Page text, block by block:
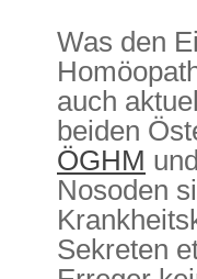
Was den
auch
beiden
ÖGHM
Nosoden
Sekreten